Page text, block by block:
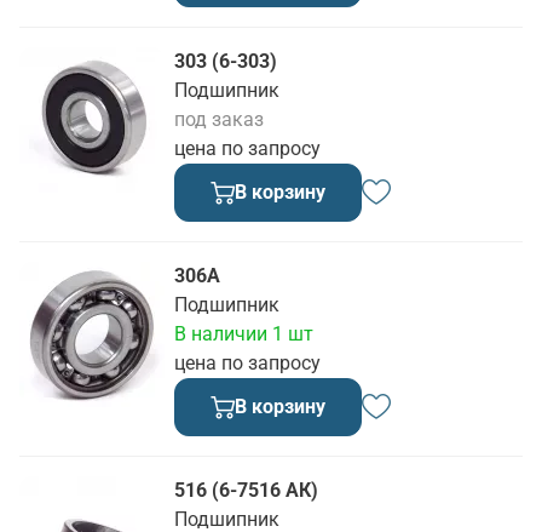
303 (6-303)
Подшипник
цена по запросу
под заказ
В корзину
306А
Подшипник
цена по запросу
В наличии 1 шт
В корзину
516 (6-7516 АК)
Подшипник